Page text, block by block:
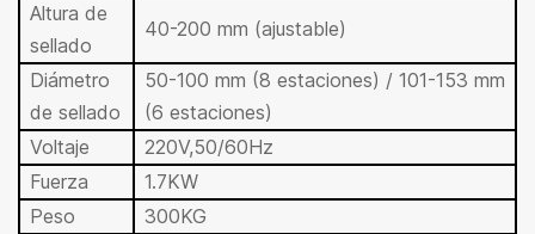
Altura de
sellado
40-200 mm (ajustable)
Diámetro
de sellado
50-100 mm (8 estaciones) / 101-153 mm
(6 estaciones)
Voltaje
220V,50/60Hz
Fuerza
1.7KW
Peso
300KG